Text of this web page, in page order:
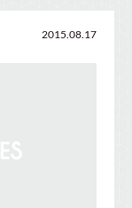
2015.08.17